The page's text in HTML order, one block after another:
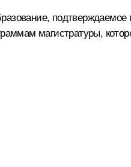
магистратуры,